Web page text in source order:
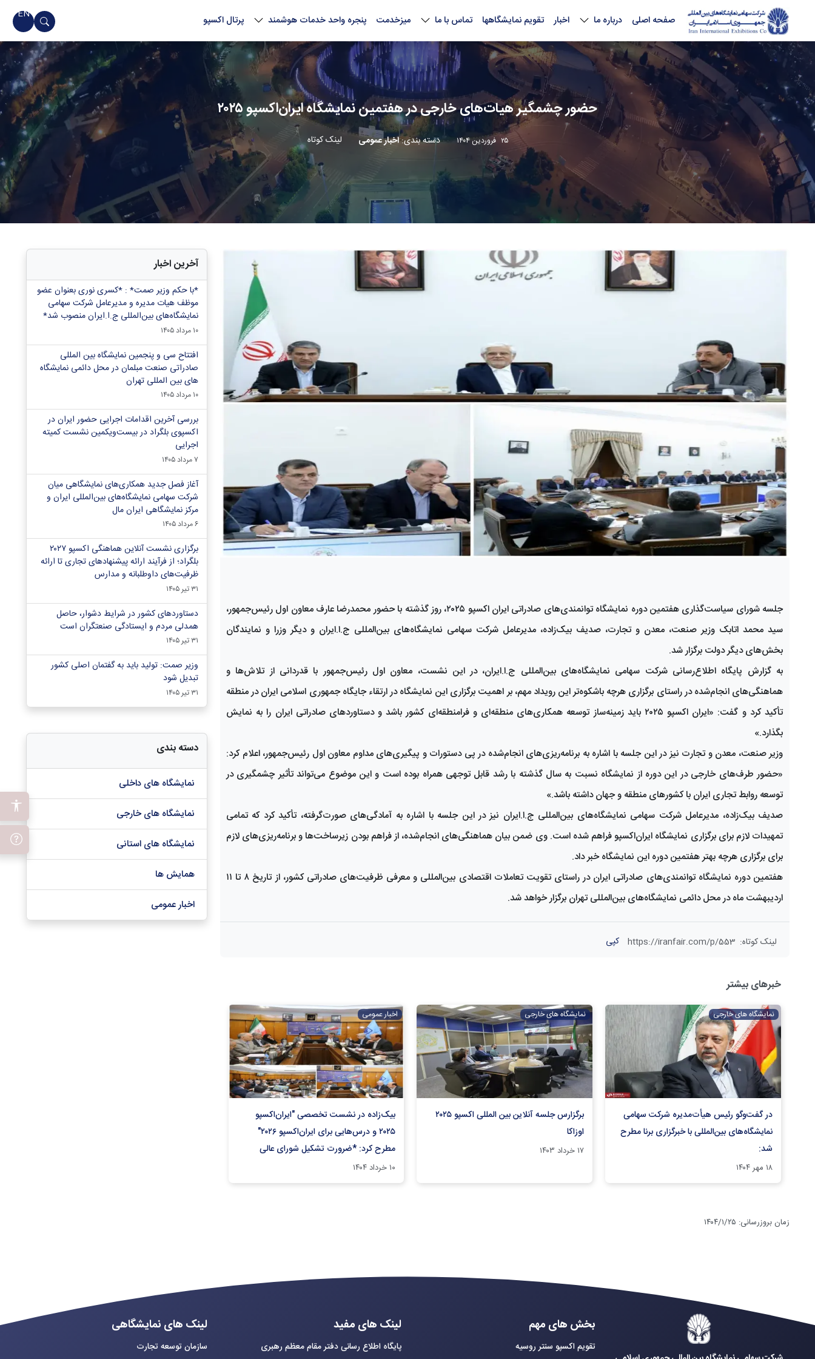
صفحه اصلی درباره ما اخبار تقویم نمایشگاهها تماس با ما میزخدمت پنجره واحد خدمات هوشمند پرتال اکسپو EN
حضور چشمگیر هیات‌های خارجی‌ در هفتمین نمایشگاه ایران‌اکسپو ۲۰۲۵
۲۵ فروردین ۱۴۰۴ دسته بندی:اخبار عمومی لینک کوتاه
جلسه شورای سیاست‌گذاری هفتمین دوره نمایشگاه توانمندی‌های صادراتی ایران اکسپو ۲۰۲۵، روز گذشته با حضور محمدرضا عارف معاون اول رئیس‌جمهور،
سید محمد اتابک وزیر صنعت، معدن و تجارت، صدیف بیک‌زاده، مدیرعامل شرکت سهامی نمایشگاه‌های بین‌المللی ج.ا.ایران و دیگر وزرا و نمایندگان
بخش‌های دیگر دولت برگزار شد.
به گزارش پایگاه اطلاع‌رسانی شرکت سهامی نمایشگاه‌های بین‌المللی ج.ا.ایران، در این نشست، معاون اول رئیس‌جمهور با قدردانی از تلاش‌ها و
هماهنگی‌های انجام‌شده در راستای برگزاری هرچه باشکوه‌تر این رویداد مهم، بر اهمیت برگزاری این نمایشگاه در ارتقاء جایگاه جمهوری اسلامی ایران در منطقه
تأکید کرد و گفت: «ایران اکسپو ۲۰۲۵ باید زمینه‌ساز توسعه همکاری‌های منطقه‌ای و فرامنطقه‌ای کشور باشد و دستاوردهای صادراتی ایران را به نمایش
بگذارد.»
وزیر صنعت، معدن و تجارت نیز در این جلسه با اشاره به برنامه‌ریزی‌های انجام‌شده در پی دستورات و پیگیری‌های مداوم معاون اول رئیس‌جمهور، اعلام کرد:
«حضور طرف‌های خارجی در این دوره از نمایشگاه نسبت به سال گذشته با رشد قابل توجهی همراه بوده است و این موضوع می‌تواند تأثیر چشمگیری در
توسعه روابط تجاری ایران با کشورهای منطقه و جهان داشته باشد.»
صدیف بیک‌زاده، مدیرعامل شرکت سهامی نمایشگاه‌های بین‌المللی ج.ا.ایران نیز در این جلسه با اشاره به آمادگی‌های صورت‌گرفته، تأکید کرد که تمامی
تمهیدات لازم برای برگزاری نمایشگاه ایران‌اکسپو فراهم شده است. وی ضمن بیان هماهنگی‌های انجام‌شده، از فراهم بودن زیرساخت‌ها و برنامه‌ریزی‌های لازم
برای برگزاری هرچه بهتر هفتمین دوره این نمایشگاه خبر داد.
هفتمین دوره نمایشگاه توانمندی‌های صادراتی ایران در راستای تقویت تعاملات اقتصادی بین‌المللی و معرفی ظرفیت‌های صادراتی کشور، از تاریخ ۸ تا ۱۱
اردیبهشت ماه در محل دائمی نمایشگاه‌های بین‌المللی تهران برگزار خواهد شد.
لینک کوتاه:
https://iranfair.com/p/553 کپی
خبرهای بیشتر
نمایشگاه های خارجی
در گفت‌و‌گو رئیس هیأت‌مدیره شرکت سهامی
نمایشگاه‌های بین‌المللی با خبرگزاری برنا مطرح
شد:
۱۸ مهر ۱۴۰۴
نمایشگاه های خارجی
برگزارس جلسه آنلاین بین المللی اکسپو ۲۰۲۵
اوزاکا
۱۷ خرداد ۱۴۰۳
اخبار عمومی
بیک‌زاده در نشست تخصصی "ایران‌‌اکسپو
۲۰۲۵ و درس‌هایی برای ایران‌اکسپو ۲۰۲۶"
مطرح کرد: *ضرورت تشکیل شورای عالی
توسعه صنعت نمایشگاهی کشور*
۱۰ خرداد ۱۴۰۴
آخرین اخبار
*با حکم وزیر صمت* : *کسری نوری بعنوان عضو
موظف هیات مدیره و مدیرعامل شرکت سهامی
نمایشگاه‌های بین‌المللی ج.ا.ایران منصوب شد*
۱۰ مرداد ۱۴۰۵
افتتاح سی و پنجمین نمایشگاه بین المللی
صادراتی صنعت مبلمان در محل دائمی نمایشگاه
های بین المللی تهران
۱۰ مرداد ۱۴۰۵
بررسی آخرین اقدامات اجرایی حضور ایران در
اکسپوی بلگراد در بیست‌ویکمین نشست کمیته
اجرایی
۷ مرداد ۱۴۰۵
آغاز فصل جدید همکاری‌های نمایشگاهی میان
شرکت سهامی نمایشگاه‌های بین‌المللی ایران و
مرکز نمایشگاهی ایران‌ مال
۶ مرداد ۱۴۰۵
برگزاری نشست آنلاین هماهنگی اکسپو ۲۰۲۷
بلگراد؛ از فرآیند ارائه پیشنهادهای تجاری تا ارائه
ظرفیت‌های داوطلبانه و مدارس
۳۱ تیر ۱۴۰۵
دستاوردهای کشور در شرایط دشوار، حاصل
همدلی مردم و ایستادگی صنعتگران است
۳۱ تیر ۱۴۰۵
وزیر صمت: تولید باید به گفتمان اصلی کشور
تبدیل شود
۳۱ تیر ۱۴۰۵
دسته بندی
نمایشگاه های داخلی
نمایشگاه های خارجی
نمایشگاه های استانی
همایش ها
اخبار عمومی
زمان بروزرسانی: ۱۴۰۴/۱/۲۵
بخش های مهم
تقویم اکسپو سنتر روسیه
لینک های مفید
پایگاه اطلاع رسانی دفتر مقام معظم رهبری
لینک های نمایشگاهی
سازمان توسعه تجارت